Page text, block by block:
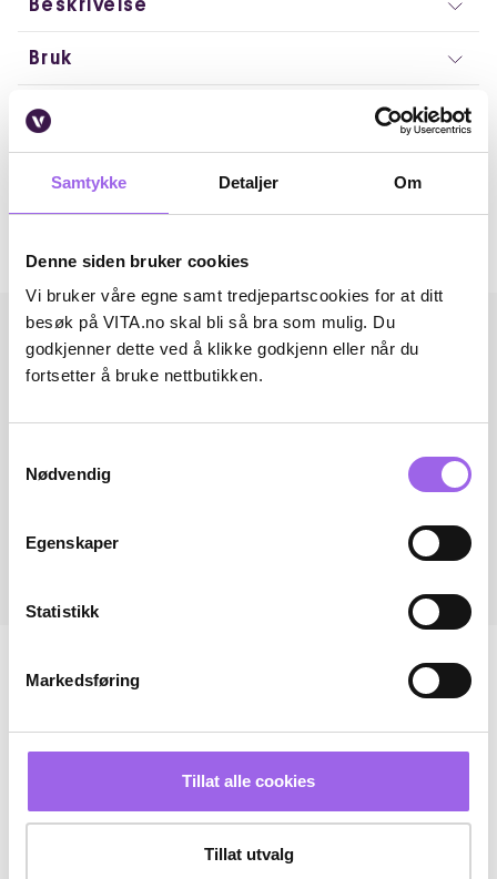
Samtykke Detaljer Om
Denne siden bruker cookies
Vi bruker våre egne samt tredjepartscookies for at ditt
besøk på VITA.no skal bli så bra som mulig. Du
godkjenner dette ved å klikke godkjenn eller når du
fortsetter å bruke nettbutikken.
Nødvendig
Egenskaper
Statistikk
Markedsføring
Tillat alle cookies
Tillat utvalg
Beskrivelse
Bruk
Ingredienser
Omtaler
Andre har også kjøpt..